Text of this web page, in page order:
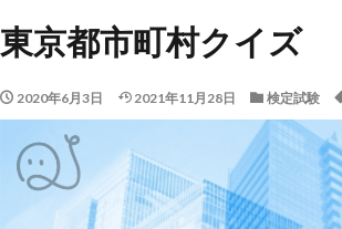
東京都市町村クイズ
2020年6月3日 2021年11月28日 検定試験